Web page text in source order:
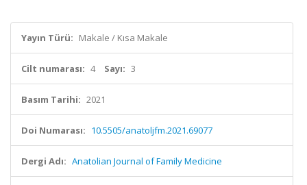
Yayın Türü: Makale / Kısa Makale
Cilt numarası: 4 Sayı: 3
Basım Tarihi: 2021
Doi Numarası: 10.5505/anatoljfm.2021.69077
Dergi Adı: Anatolian Journal of Family Medicine